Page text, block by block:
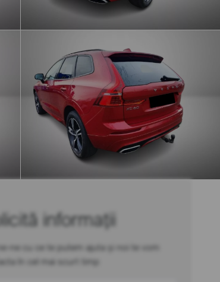
informații
ne cu ce te putem ajuta și noi te vom
în cel mai scurt timp